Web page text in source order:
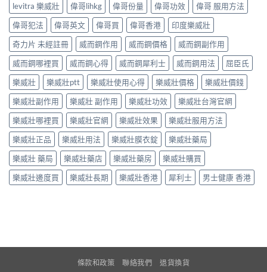
levitra 樂威壯 偉哥lihkg 偉哥份量 偉哥功效
偉哥 服用方法
偉哥犯法
偉哥英文 偉哥買 偉哥香港
印度樂威壯
奇力片 未經註冊
威而鋼作用 威而鋼價格
威而鋼副作用
威而鋼哪裡買
威而鋼心得 威而鋼犀利士 威而鋼用法
屈臣氏
樂威壯
樂威壯ptt 樂威壯使用心得 樂威壯價格
樂威壯價錢
樂威壯副作用
樂威壯 副作用 樂威壯功效
樂威壯台灣官網
樂威壯哪裡買
樂威壯官網 樂威壯效果
樂威壯服用方法
樂威壯正品
樂威壯用法 樂威壯膜衣錠
樂威壯藥局
樂威壯 藥局
樂威壯藥店 樂威壯藥房
樂威壯購買
樂威壯邊度買
樂威壯長期 樂威壯香港 犀利士 男士健康 香港
條款和政策 聯絡我們 退貨換貨